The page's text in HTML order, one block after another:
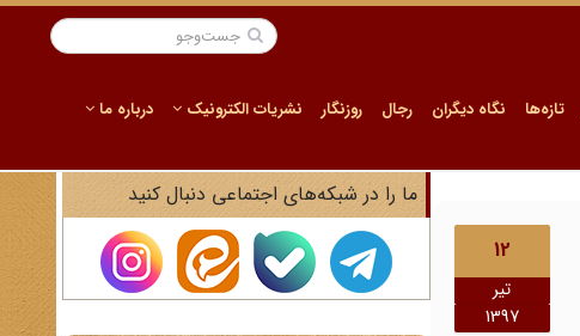
تازه‌ها نگاه دیگران رجال روزنگار نشریات الکترونیک درباره ما
12
تیر
1397
ما را در شبکه‌های اجتماعی دنبال کنید